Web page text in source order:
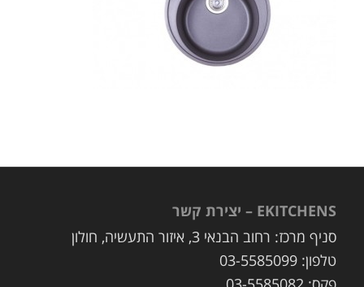
EKITCHENS – יצירת קשר
סניף מרכז: רחוב הבנאי 3, איזור התעשיה, חולון
טלפון: 03-5585099